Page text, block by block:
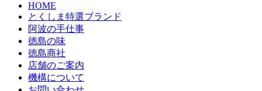
HOME
とくしま特選ブランド
阿波の手仕事
徳島の味
徳島商社
店舗のご案内
機構について